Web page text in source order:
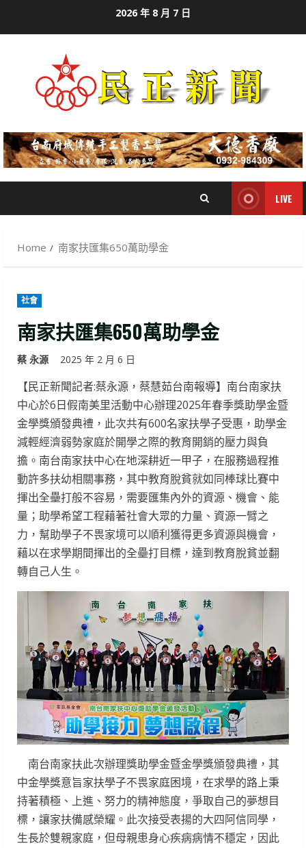
2026 年 8 月 7 日
LIVE
Home 南家扶匯集650萬助學金
社會
南家扶匯集650萬助學金
蔡 永源 2025 年 2 月 6 日
【民正新聞記者:蔡永源，蔡慧茹台南報導】南台南家扶
中心於6日假南美里活動中心辦理2025年春季獎助學金暨
金學獎頒發典禮，此次共有600名家扶學子受惠，助學金
減輕經濟弱勢家庭於開學之際的教育開銷的壓力與負
擔。南台南家扶中心在地深耕近一甲子，在服務過程推
動許多扶幼相關事務，其中教育脫貧就如同棒球比賽中
揮出全壘打般不容易，需要匯集內外的資源、機會、能
量；助學希望工程藉著社會大眾的力量、資源一臂之
力，幫助學子不畏家境可以順利獲得更多資源與機會，
藉以在求學期間揮出的全壘打目標，達到教育脫貧並翻
轉自己人生。
南台南家扶此次辦理獎助學金暨金學獎頒發典禮，其
中金學獎意旨家扶學子不畏家庭困境，在求學的路上秉
持著積極、上進、努力的精神態度，爭取自己的夢想目
標，讓家扶備感榮耀。此次接受表揚的大四阿信同學，
生長於雙親家庭，但母親患身心疾病病情不穩定，因此